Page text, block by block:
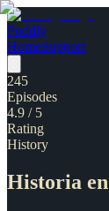
Poddly
HomeSupport
245
Episodes
4.9 / 5
Rating
History
Historia